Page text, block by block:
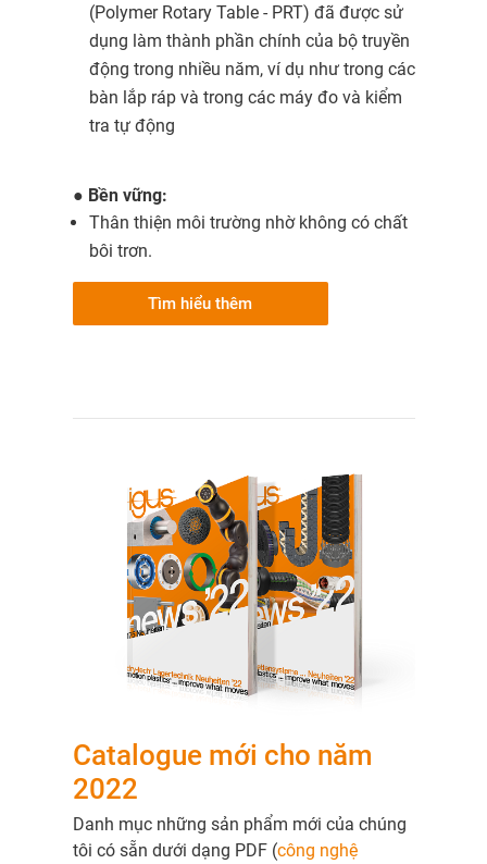
(Polymer Rotary Table - PRT) đã được sử
dụng làm thành phần chính của bộ truyền
động trong nhiều năm, ví dụ như trong các
bàn lắp ráp và trong các máy đo và kiểm
tra tự động
● Bền vững:
Thân thiện môi trường nhờ không có chất
bôi trơn.
Tìm hiểu thêm
Catalogue mới cho năm
2022
Danh mục những sản phẩm mới của chúng
tôi có sẵn dưới dạng PDF (công nghệ